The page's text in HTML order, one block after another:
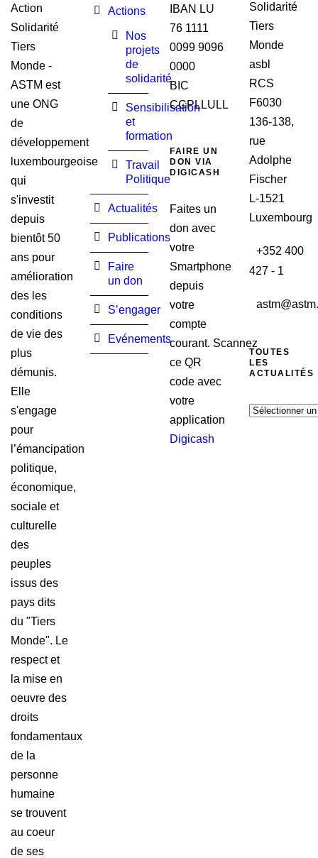
Action
Solidarité
Tiers
Monde -
ASTM est
une ONG
de
développement
luxembourgeoise
qui
s'investit
depuis
bientôt 50
ans pour
amélioration
des les
conditions
de vie des
plus
démunis.
Elle
s'engage
pour
l’émancipation
politique,
économique,
sociale et
culturelle
des
peuples
issus des
pays dits
du "Tiers
Monde". Le
respect et
la mise en
oeuvre des
droits
fondamentaux
de la
personne
humaine
se trouvent
au coeur
de ses
Actions
Nos
projets
de
solidarité
Sensibilisation
et
formation
Travail
Politique
Actualités
Publications
Faire
un don
S’engager
Evénements
IBAN LU
76 1111
0099 9096
0000
BIC
CCPLLULL
FAIRE UN
DON VIA
DIGICASH
Faites un
don avec
votre
Smartphone
depuis
votre
compte
courant. Scannez
ce QR
code avec
votre
application
Digicash
Solidarité
Tiers
Monde
asbl
RCS
F6030
136-138,
rue
Adolphe
Fischer
L-1521
Luxembourg
+352 400
427 - 1
TOUTES
LES
ACTUALITÉS
Toutes